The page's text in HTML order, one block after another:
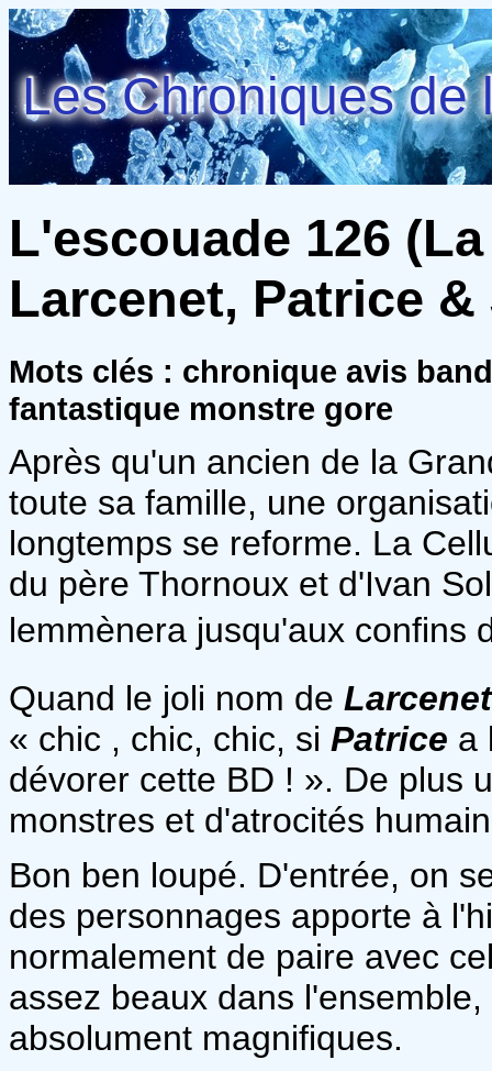
Les Chroniques de
L'escouade 126
Larcenet, Patrice &
Mots clés : chronique avis
fantastique monstre gore
Après qu'un ancien de la
toute sa famille, une
longtemps se reforme. La
du père Thornoux et d'Ivan
lemmènera jusqu'aux confins
Quand le joli nom de
« chic , chic, chic, si Patrice a
dévorer cette BD ! ». De plus
monstres et d'atrocités
Bon ben loupé. D'entrée, on
des personnages apporte à
normalement de paire avec
assez beaux dans
absolument magnifiques.